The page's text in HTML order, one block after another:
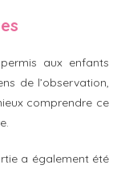
aux enfants
de l’observation,
comprendre ce
a également été